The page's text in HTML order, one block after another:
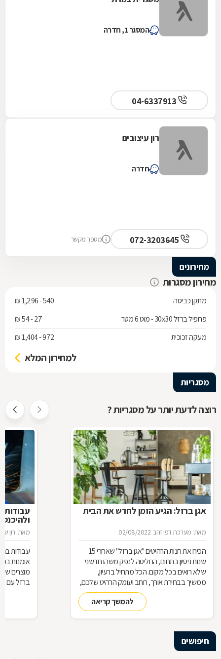
המסגר 1, חדרה
רון עיצובים
חדרה
מספר מקשר
מחירונים
מחירון מסגרות
מתקן כביסה
540 - 1,296 ₪
פרופיל ברזל 30x30 - מוט 6 מטר
27 - 54 ₪
מעקה זכוכית
972 - 1,404 ₪
למחירון המלא
מסגריות
רוצה לדעת יותר על מסגריות ?
אגן ברזל: הגיע הזמן לחדש את הבית
מאת: מערכת דפי זהב 02/08/2022
הכירו את חנות הרהיטים ''אגן ברזל'' שאחרי 15
שנות ניסיון בתחום, החליטה לנפק משהו חדשני
שלא רואים בכל מקום. הכל מתחיל ברעיון,
ממשיך בבחירת אורך, רוחב ועומק הרהיט שלכם,
ממשיך בייצור מקורי ממיטב חומרי הגלם ומסתיים
ביצירת הפתרון המרשים והמעשי ביותר עבורכם
להמשך קריאה
עבודות
מאת: רון
עבודות
אומנות
מוצרים
ברזל עם
חיפושים